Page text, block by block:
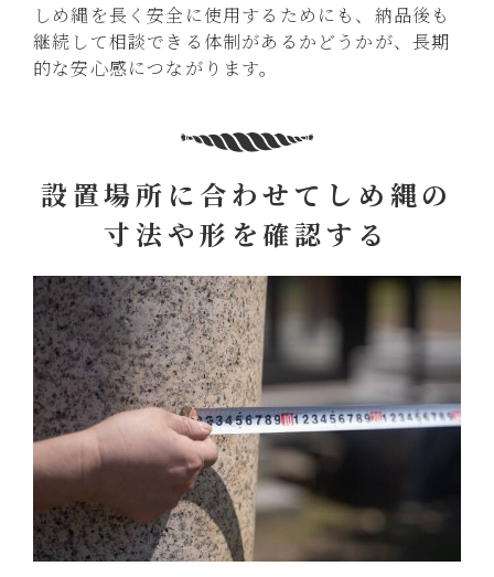
しめ縄を長く安全に使用するためにも、納品後も
継続して相談できる体制があるかどうかが、長期
的な安心感につながります。
設置場所に合わせてしめ縄の
寸法や形を確認する